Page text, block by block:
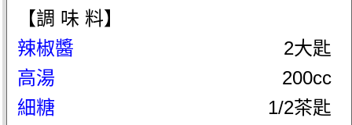
【調 味 料】
辣椒醬
2大匙
高湯
200cc
細糖
1/2茶匙